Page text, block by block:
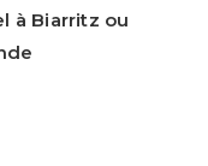
à Biarritz ou